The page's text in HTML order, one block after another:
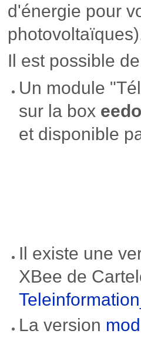
d'énergie pour
Il est possible
Un module
sur la box
et disponible
Il existe une
XBee de
La version